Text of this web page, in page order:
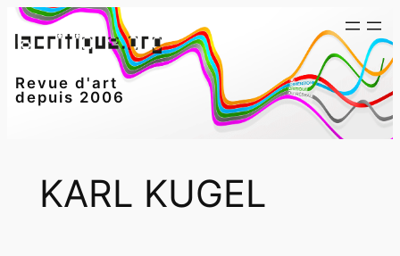
Aller
au
Revue d'art
depuis 2006
KARL KUGEL